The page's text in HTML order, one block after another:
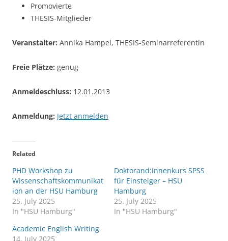
Promovierte
THESIS-Mitglieder
Veranstalter: Annika Hampel, THESIS-Seminarreferentin
Freie Plätze: genug
Anmeldeschluss: 12.01.2013
Anmeldung: Jetzt anmelden
Related
PHD Workshop zu
Wissenschaftskommunikat
ion an der HSU Hamburg
25. July 2025
In "HSU Hamburg"
Doktorand:innenkurs SPSS
für Einsteiger – HSU
Hamburg
25. July 2025
In "HSU Hamburg"
Academic English Writing
14. July 2025